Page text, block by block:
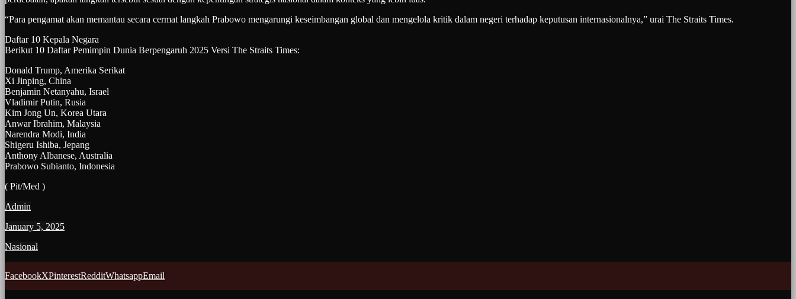
“Para pengamat akan memantau secara cermat langkah Prabowo mengarungi keseimbangan global dan mengelola kritik dalam negeri terhadap keputusan internasionalnya,” urai The Straits Times.
Daftar 10 Kepala Negara
Berikut 10 Daftar Pemimpin Dunia Berpengaruh 2025 Versi The Straits Times:
Donald Trump, Amerika Serikat
Xi Jinping, China
Benjamin Netanyahu, Israel
Vladimir Putin, Rusia
Kim Jong Un, Korea Utara
Anwar Ibrahim, Malaysia
Narendra Modi, India
Shigeru Ishiba, Jepang
Anthony Albanese, Australia
Prabowo Subianto, Indonesia
( Pit/Med )
Admin
January 5, 2025
Nasional
FacebookXPinterestRedditWhatsappEmail